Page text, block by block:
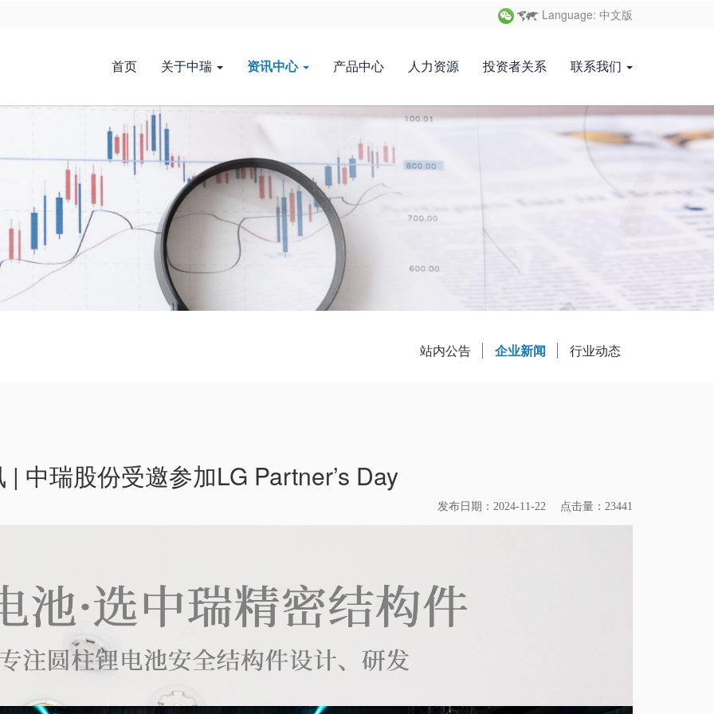
Language: 中文版
首页 关于中瑞 资讯中心 产品中心 人力资源 投资者关系 联系我们
站内公告 企业新闻 行业动态
| 中瑞股份受邀参加LG Partner’s Day
发布日期：2024-11-22 点击量：23441